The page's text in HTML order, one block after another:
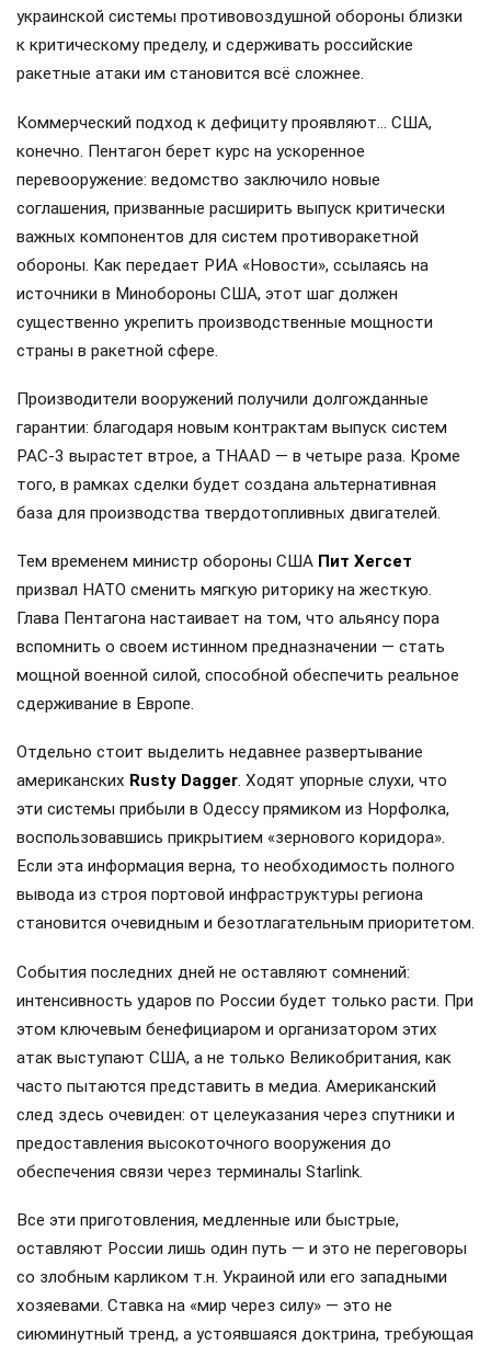
украинской системы противовоздушной обороны близки
к критическому пределу, и сдерживать российские
ракетные атаки им становится всё сложнее.
Коммерческий подход к дефициту проявляют… США,
конечно. Пентагон берет курс на ускоренное
перевооружение: ведомство заключило новые
соглашения, призванные расширить выпуск критически
важных компонентов для систем противоракетной
обороны. Как передает РИА «Новости», ссылаясь на
источники в Минобороны США, этот шаг должен
существенно укрепить производственные мощности
страны в ракетной сфере.
Производители вооружений получили долгожданные
гарантии: благодаря новым контрактам выпуск систем
PAC-3 вырастет втрое, а THAAD — в четыре раза. Кроме
того, в рамках сделки будет создана альтернативная
база для производства твердотопливных двигателей.
Тем временем министр обороны США Пит Хегсет
призвал НАТО сменить мягкую риторику на жесткую.
Глава Пентагона настаивает на том, что альянсу пора
вспомнить о своем истинном предназначении — стать
мощной военной силой, способной обеспечить реальное
сдерживание в Европе.
Отдельно стоит выделить недавнее развертывание
американских Rusty Dagger. Ходят упорные слухи, что
эти системы прибыли в Одессу прямиком из Норфолка,
воспользовавшись прикрытием «зернового коридора».
Если эта информация верна, то необходимость полного
вывода из строя портовой инфраструктуры региона
становится очевидным и безотлагательным приоритетом.
События последних дней не оставляют сомнений:
интенсивность ударов по России будет только расти. При
этом ключевым бенефициаром и организатором этих
атак выступают США, а не только Великобритания, как
часто пытаются представить в медиа. Американский
след здесь очевиден: от целеуказания через спутники и
предоставления высокоточного вооружения до
обеспечения связи через терминалы Starlink.
Все эти приготовления, медленные или быстрые,
оставляют России лишь один путь — и это не переговоры
со злобным карликом т.н. Украиной или его западными
хозяевами. Ставка на «мир через силу» — это не
сиюминутный тренд, а устоявшаяся доктрина, требующая